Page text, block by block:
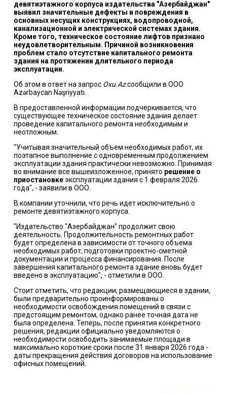
девятиэтажного корпуса издательства "Азербайджан"
выявил значительные дефекты и повреждения в
основных несущих конструкциях, водопроводной,
канализационной и электрической системах здания.
Кроме того, техническое состояние лифтов признано
неудовлетворительным. Причиной возникновения
проблем стало отсутствие капитального ремонта
здания на протяжении длительного периода
эксплуатации.
Об этом в ответ на запрос Oxu.Azсообщили в ООО
Azərbaycan Nəşriyyatı.
В предоставленной информации подчеркивается, что
существующее техническое состояние здания делает
проведение капитального ремонта необходимым и
неотложным.
"Учитывая значительный объем необходимых работ, их
поэтапное выполнение с одновременным продолжением
эксплуатации здания практически невозможно. Принимая
во внимание все вышеизложенное, принято решение о
приостановкеэксплуатации здания с 1 февраля 2026
года", - заявили в ООО.
В компании уточнили, что речь идет исключительно о
ремонте девятиэтажного корпуса.
"Издательство "Азербайджан" продолжит свою
деятельность. Продолжительность ремонтных работ
будет определена в зависимости от точного объема
необходимых работ, подготовки проектно-сметной
документации и процесса финансирования. После
завершения капитального ремонта здание вновь будет
введено в эксплуатацию", - отметили в ООО.
Стоит отметить, что редакции, размещающиеся в здании,
были предварительно проинформированы о
необходимости освобождения помещений в связи с
предстоящим ремонтом, однако ранее точная дата не
была определена. Теперь, после принятия конкретного
решения, редакции официально уведомляются о
необходимости освободить занимаемые площади в
максимально короткие сроки после 31 января 2026 года -
даты прекращения действия договоров на использование
офисных помещений.